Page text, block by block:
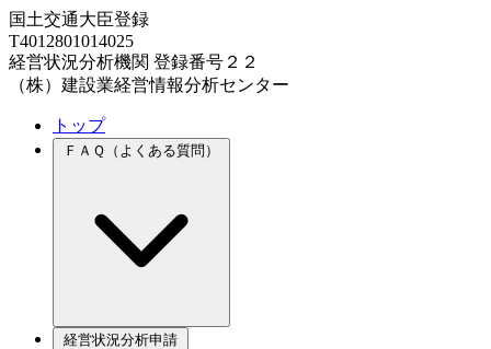
国土交通大臣登録
T4012801014025
経営状況分析機関 登録番号２２
（株）建設業経営情報分析センター
トップ
ＦＡＱ（よくある質問）
経営状況分析申請